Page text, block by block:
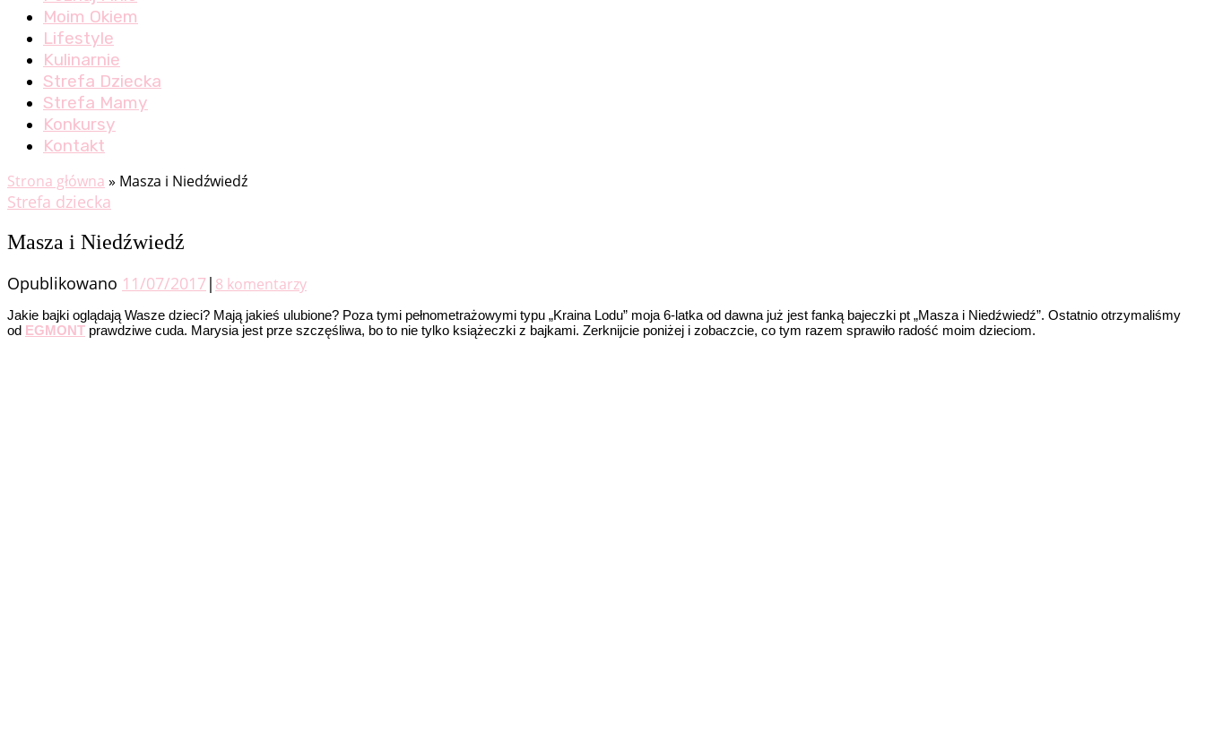
Moim Okiem
Lifestyle
Kulinarnie
Strefa Dziecka
Strefa Mamy
Konkursy
Kontakt
Strona główna » Masza i Niedźwiedź
Strefa dziecka
Masza i Niedźwiedź
Opublikowano 11/07/2017 | 8 komentarzy
Jakie bajki oglądają Wasze dzieci? Mają jakieś ulubione? Poza tymi pełnometrażowymi typu „Kraina Lodu” moja 6-latka od dawna już jest fanką bajeczki pt „Masza i Niedźwiedź”. Ostatnio otrzymaliśmy
od EGMONT prawdziwe cuda. Marysia jest prze szczęśliwa, bo to nie tylko książeczki z bajkami. Zerknijcie poniżej i zobaczcie, co tym razem sprawiło radość moim dzieciom.